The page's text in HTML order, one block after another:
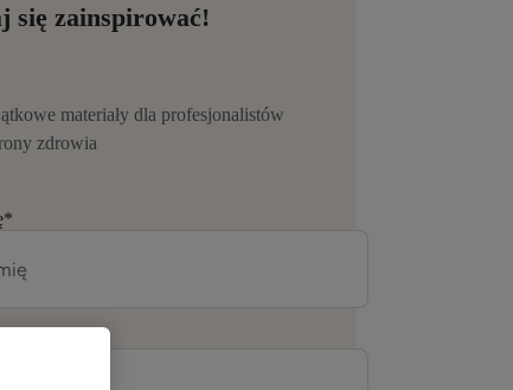
się zainspirować!
materiały dla profesjonalistów
zdrowia
*